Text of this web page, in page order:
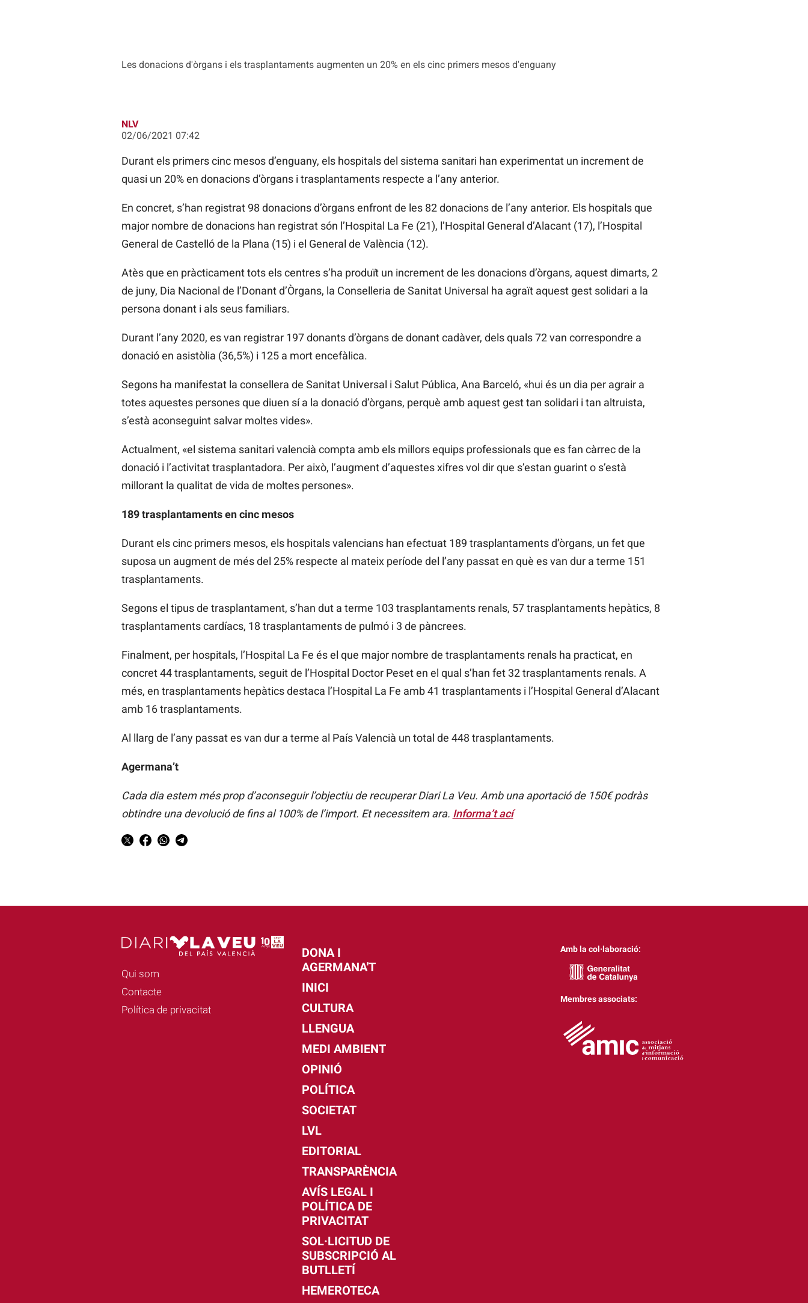
Les donacions d'òrgans i els trasplantaments augmenten un 20% en els cinc primers mesos d'enguany
NLV
02/06/2021 07:42
Durant els primers cinc mesos d’enguany, els hospitals del sistema sanitari han experimentat un increment de
quasi un 20% en donacions d’òrgans i trasplantaments respecte a l’any anterior.
En concret, s’han registrat 98 donacions d’òrgans enfront de les 82 donacions de l’any anterior. Els hospitals que
major nombre de donacions han registrat són l’Hospital La Fe (21), l’Hospital General d’Alacant (17), l’Hospital
General de Castelló de la Plana (15) i el General de València (12).
Atès que en pràcticament tots els centres s’ha produït un increment de les donacions d’òrgans, aquest dimarts, 2
de juny, Dia Nacional de l’Donant d’Òrgans, la Conselleria de Sanitat Universal ha agraït aquest gest solidari a la
persona donant i als seus familiars.
Durant l’any 2020, es van registrar 197 donants d’òrgans de donant cadàver, dels quals 72 van correspondre a
donació en asistòlia (36,5%) i 125 a mort encefàlica.
Segons ha manifestat la consellera de Sanitat Universal i Salut Pública, Ana Barceló, «hui és un dia per agrair a
totes aquestes persones que diuen sí a la donació d’òrgans, perquè amb aquest gest tan solidari i tan altruista,
s’està aconseguint salvar moltes vides».
Actualment, «el sistema sanitari valencià compta amb els millors equips professionals que es fan càrrec de la
donació i l’activitat trasplantadora. Per això, l’augment d’aquestes xifres vol dir que s’estan guarint o s’està
millorant la qualitat de vida de moltes persones».
189 trasplantaments en cinc mesos
Durant els cinc primers mesos, els hospitals valencians han efectuat 189 trasplantaments d’òrgans, un fet que
suposa un augment de més del 25% respecte al mateix període del l’any passat en què es van dur a terme 151
trasplantaments.
Segons el tipus de trasplantament, s’han dut a terme 103 trasplantaments renals, 57 trasplantaments hepàtics, 8
trasplantaments cardíacs, 18 trasplantaments de pulmó i 3 de pàncrees.
Finalment, per hospitals, l’Hospital La Fe és el que major nombre de trasplantaments renals ha practicat, en
concret 44 trasplantaments, seguit de l’Hospital Doctor Peset en el qual s’han fet 32 trasplantaments renals. A
més, en trasplantaments hepàtics destaca l’Hospital La Fe amb 41 trasplantaments i l’Hospital General d’Alacant
amb 16 trasplantaments.
Al llarg de l’any passat es van dur a terme al País Valencià un total de 448 trasplantaments.
Agermana’t
Cada dia estem més prop d’aconseguir l’objectiu de recuperar Diari La Veu. Amb una aportació de 150€ podràs
obtindre una devolució de fins al 100% de l’import. Et necessitem ara. Informa’t ací
Qui som
Contacte
Política de privacitat
DONA I
AGERMANA'T
INICI
CULTURA
LLENGUA
MEDI AMBIENT
OPINIÓ
POLÍTICA
SOCIETAT
LVL
EDITORIAL
TRANSPARÈNCIA
AVÍS LEGAL I
POLÍTICA DE
PRIVACITAT
SOL·LICITUD DE
SUBSCRIPCIÓ AL
BUTLLETÍ
HEMEROTECA
Amb la col·laboració:
Membres associats: